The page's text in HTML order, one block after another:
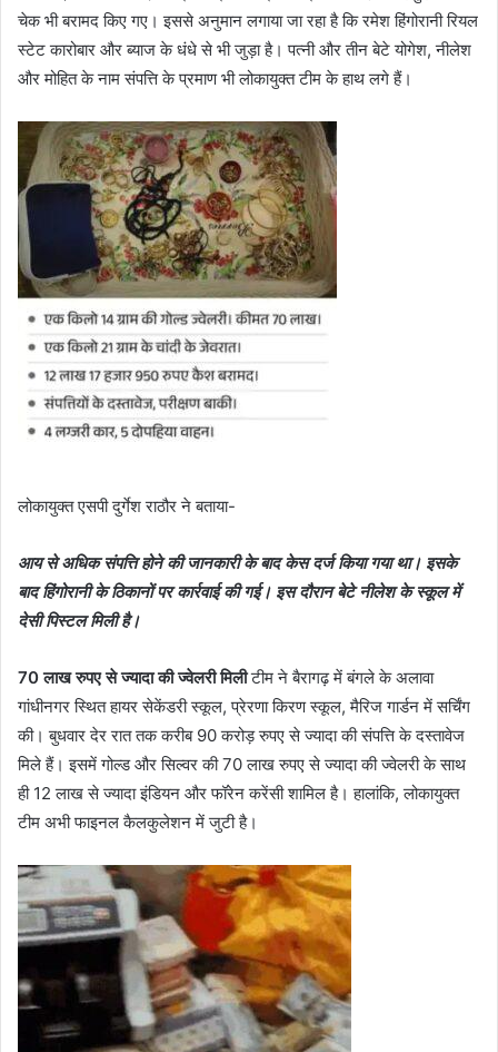
चेक भी बरामद किए गए। इससे अनुमान लगाया जा रहा है कि रमेश हिंगोरानी रियल
स्टेट कारोबार और ब्याज के धंधे से भी जुड़ा है। पत्नी और तीन बेटे योगेश, नीलेश
और मोहित के नाम संपत्ति के प्रमाण भी लोकायुक्त टीम के हाथ लगे हैं।
लोकायुक्त एसपी दुर्गेश राठौर ने बताया-
आय से अधिक संपत्ति होने की जानकारी के बाद केस दर्ज किया गया था। इसके
बाद हिंगोरानी के ठिकानों पर कार्रवाई की गई। इस दौरान बेटे नीलेश के स्कूल में
देसी पिस्टल मिली है।
70 लाख रुपए से ज्यादा की ज्वेलरी मिलीटीम ने बैरागढ़ में बंगले के अलावा
गांधीनगर स्थित हायर सेकेंडरी स्कूल, प्रेरणा किरण स्कूल, मैरिज गार्डन में सर्चिंग
की। बुधवार देर रात तक करीब 90 करोड़ रुपए से ज्यादा की संपत्ति के दस्तावेज
मिले हैं। इसमें गोल्ड और सिल्वर की 70 लाख रुपए से ज्यादा की ज्वेलरी के साथ
ही 12 लाख से ज्यादा इंडियन और फॉरेन करेंसी शामिल है। हालांकि, लोकायुक्त
टीम अभी फाइनल कैलकुलेशन में जुटी है।